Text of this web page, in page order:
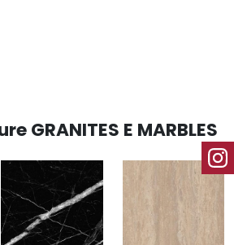
GRANITES E MARBLES